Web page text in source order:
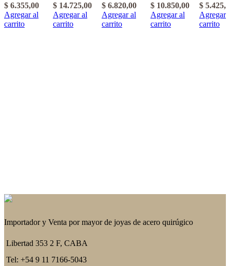
$ 6.355,00
Agregar al
carrito
$ 14.725,00
Agregar al
carrito
$ 6.820,00
Agregar al
carrito
$ 10.850,00
Agregar al
carrito
$
Agregar
carrito
Importador y Venta por mayor de joyas de acero quirúgico
Libertad 353 2 F, CABA
Tel: +54 9 11 7166-5043